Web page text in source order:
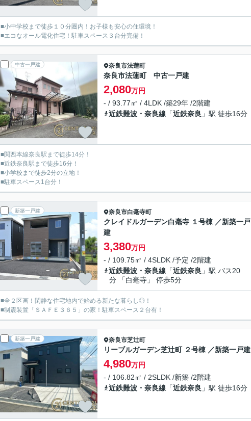
■小中学校まで徒歩１０分圏内！お子様も安心の住環境！
■エコなオール電化住宅！駐車スペース３台分完備！
中古一戸建 奈良市法蓮町
奈良市法蓮町 中古一戸建
2,080万円
- / 93.77㎡ / 4LDK /築29年 /2階建
近鉄難波・奈良線 「近鉄奈良 」駅 徒歩16分
■関西本線奈良駅まで徒歩14分！
■近鉄奈良駅まで徒歩16分！
■小学校まで徒歩2分の立地！
■駐車スペース1台分！
新築一戸建 奈良市白毫寺町
クレイドルガーデン白毫寺 １号棟 ／新築一戸
建
3,380万円
- / 109.75㎡ / 4SLDK /予定 /2階建
近鉄難波・奈良線 「近鉄奈良 」駅 バス20
分 「白毫寺」 停歩5分
■全２区画！閑静な住宅地内で始める新たな暮らし◎！
■制震装置「ＳＡＦＥ３６５」の家！駐車スペース２台有！
新築一戸建 奈良市芝辻町
リーブルガーデン芝辻町 ２号棟 ／新築一戸建
4,980万円
- / 106.82㎡ / 2SLDK /新築 /2階建
近鉄難波・奈良線 「近鉄奈良 」駅 徒歩16分